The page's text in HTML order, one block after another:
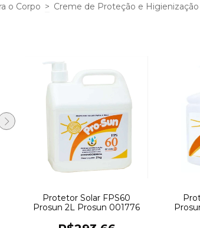
o Corpo > Creme de Proteção e Higienização
Protetor Solar FPS60
Prosun 2L Prosun 001776